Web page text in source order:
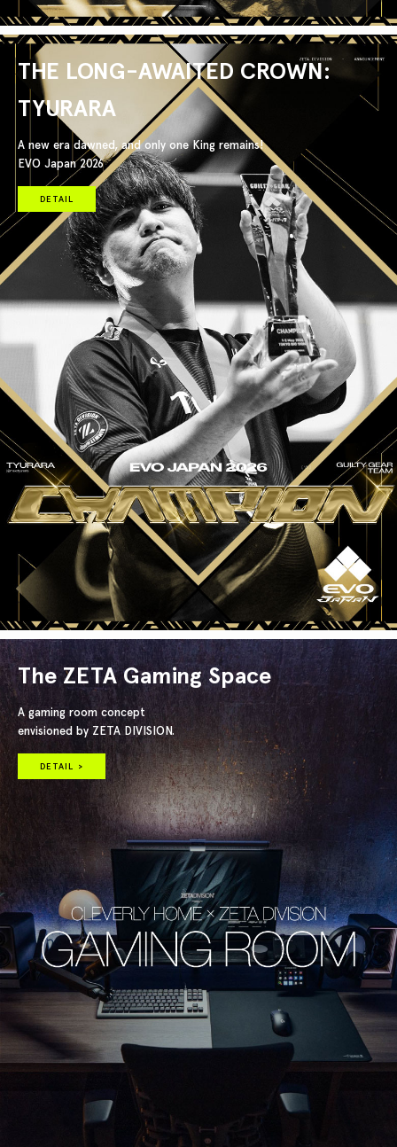
THE LONG-AWAITED CROWN:
TYURARA
A new era dawned, and only one King remains!
EVO Japan 2026
DETAIL
The ZETA Gaming Space
A gaming room concept
envisioned by ZETA DIVISION.
DETAIL >